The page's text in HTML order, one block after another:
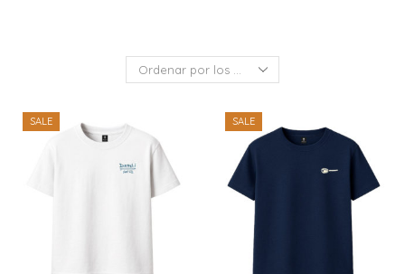
SALE SALE